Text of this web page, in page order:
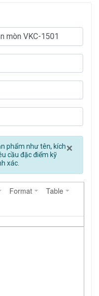
×
phẩm như tên, kích
cầu đặc điểm kỹ
xác.
Format
Table